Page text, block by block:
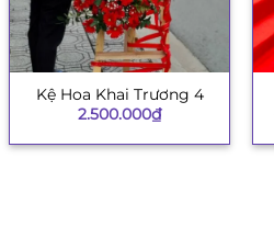
+
Kệ Hoa Khai Trương 4
2.500.000₫